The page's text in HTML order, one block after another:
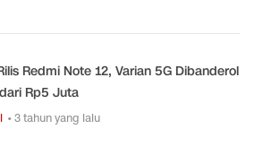
Redmi Note 12, Varian 5G Dibanderol
Rp5 Juta
• 3 tahun yang lalu